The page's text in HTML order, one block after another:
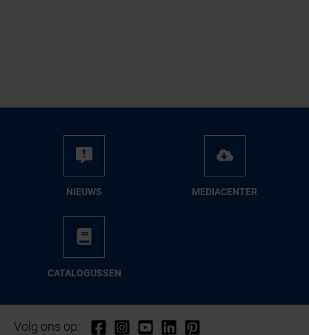
NIEUWS ME­DIA­CEN­TER
CA­TA­LO­GUS­SEN
Volg ons op: